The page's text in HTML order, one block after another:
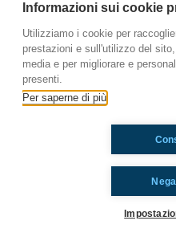
perdersi questo nostro
#OkkinSu
Morazzone.
Informazioni sui cookie
Utilizziamo i cookie per
prestazioni e sull'utilizzo del
media e per migliorare e
presenti.
Per saperne di più